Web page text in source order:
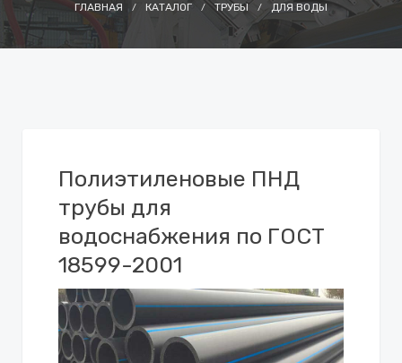
ГЛАВНАЯ КАТАЛОГ ТРУБЫ ДЛЯ ВОДЫ
Полиэтиленовые ПНД
трубы для
водоснабжения по ГОСТ
18599-2001